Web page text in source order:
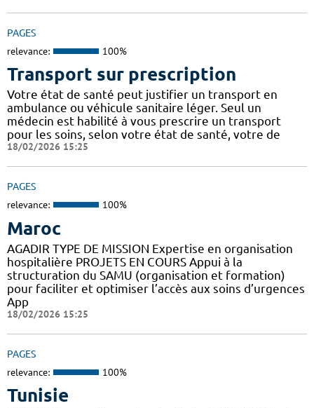
PAGES
relevance: 100%
Transport sur prescription
Votre état de santé peut justifier un transport en
ambulance ou véhicule sanitaire léger. Seul un
médecin est habilité à vous prescrire un transport
pour les soins, selon votre état de santé, votre de
18/02/2026 15:25
PAGES
relevance: 100%
Maroc
AGADIR TYPE DE MISSION Expertise en organisation
hospitalière PROJETS EN COURS Appui à la
structuration du SAMU (organisation et formation)
pour faciliter et optimiser l’accès aux soins d’urgences
App
18/02/2026 15:25
PAGES
relevance: 100%
Tunisie